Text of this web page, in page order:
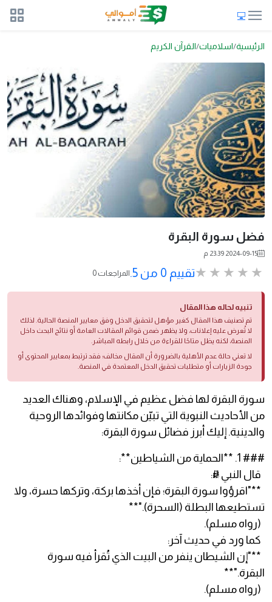
الرئيسية اسلاميات القرآن الكريم
فضل سورة البقرة
2024-09-15 23:39 م
تقييم 0 من 5. 0 المراجعات
تنبيه لحاله هذا المقال
تم تصنيف هذا المقال كغير مؤهل لتحقيق الدخل وفق معايير المنصة الحالية. لذلك
لا تُعرض عليه إعلانات، ولا يظهر ضمن قوائم المقالات العامة أو نتائج البحث داخل
المنصة، لكنه يظل متاحًا للقراءة من خلال رابطه المباشر.
لا تعني حالة عدم الأهلية بالضرورة أن المقال مخالف؛ فقد ترتبط بمعايير المحتوى أو
جودة الزيارات أو متطلبات تحقيق الدخل المعتمدة في المنصة.
سورة البقرة لها فضل عظيم في الإسلام، وهناك العديد
من الأحاديث النبوية التي تبيّن مكانتها وفوائدها الروحية
والدينية. إليك أبرز فضائل سورة البقرة:
### 1. **الحماية من الشياطين**:
قال النبي ﷺ:
**"اقرؤوا سورة البقرة؛ فإن أخذها بركة، وتركها حسرة، ولا
تستطيعها البطلة (السحرة)."**
(رواه مسلم).
كما ورد في حديث آخر:
**"إن الشيطان ينفر من البيت الذي تُقرأ فيه سورة
البقرة."**
(رواه مسلم).